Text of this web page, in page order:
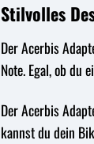
Stilvolles
Der Acerbis
Note. Egal, ob du
Der Acerbis
kannst du dein